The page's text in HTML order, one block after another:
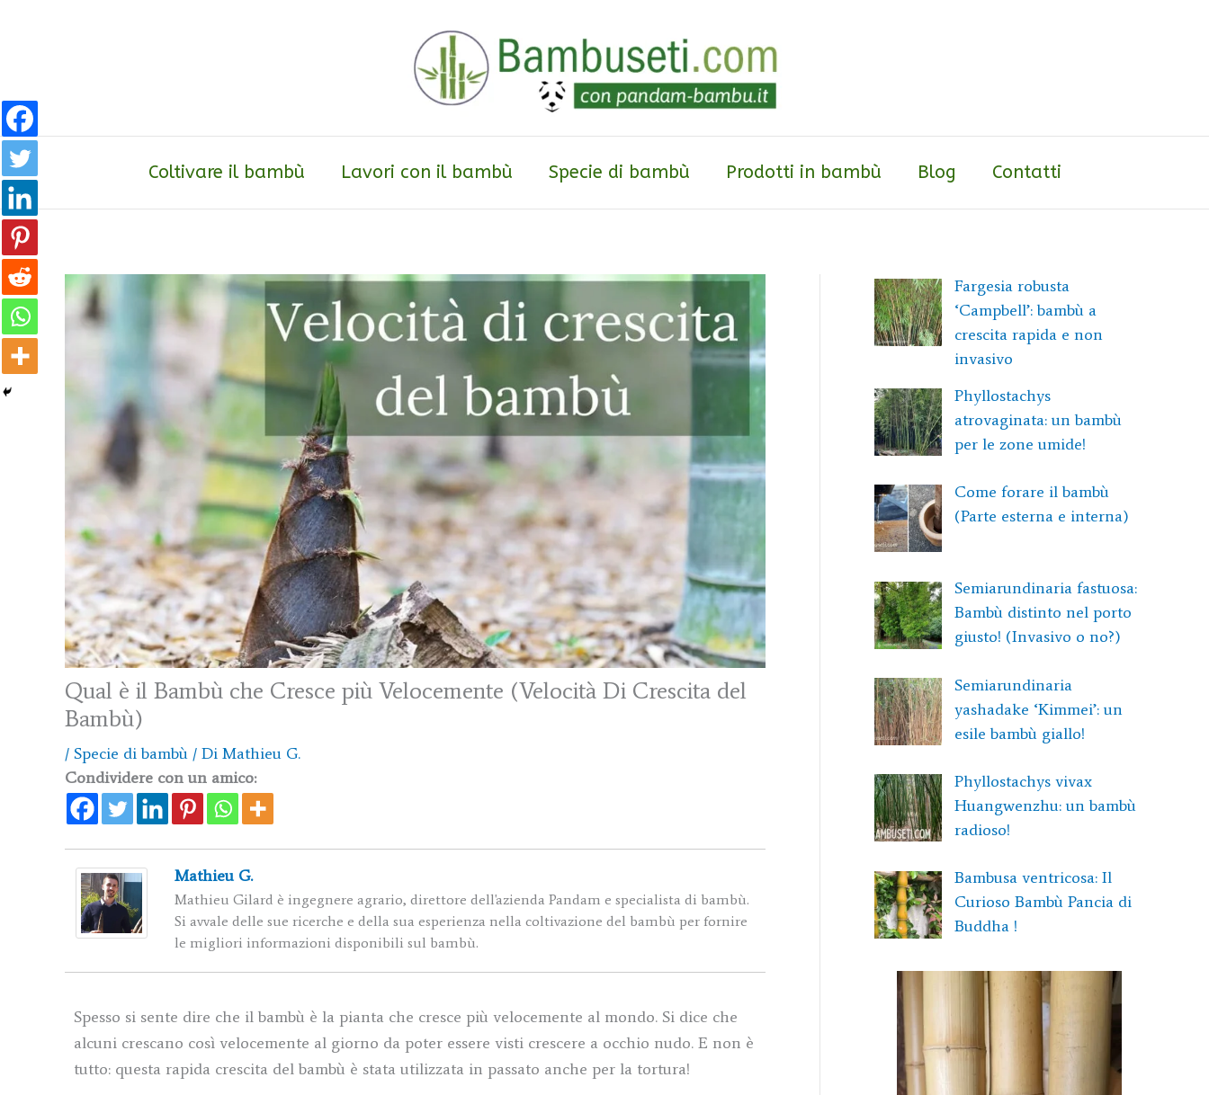
Coltivare il bambù Lavori con il bambù Specie di bambù Prodotti in bambù Blog Contatti
Qual è il Bambù che Cresce più Velocemente (Velocità Di Crescita del
Bambù)
/ Specie di bambù / Di Mathieu G.
Condividere con un amico:
Mathieu G.
Mathieu Gilard è ingegnere agrario, direttore dell'azienda Pandam e specialista di bambù.
Si avvale delle sue ricerche e della sua esperienza nella coltivazione del bambù per fornire
le migliori informazioni disponibili sul bambù.
Spesso si sente dire che il bambù è la pianta che cresce più velocemente al mondo. Si dice che
alcuni crescano così velocemente al giorno da poter essere visti crescere a occhio nudo. E non è
tutto: questa rapida crescita del bambù è stata utilizzata in passato anche per la tortura!
Fargesia robusta
‘Campbell’: bambù a
crescita rapida e non
invasivo
Phyllostachys
atrovaginata: un bambù
per le zone umide!
Come forare il bambù
(Parte esterna e interna)
Semiarundinaria fastuosa:
Bambù distinto nel porto
giusto! (Invasivo o no?)
Semiarundinaria
yashadake ‘Kimmei’: un
esile bambù giallo!
Phyllostachys vivax
Huangwenzhu: un bambù
radioso!
Bambusa ventricosa: Il
Curioso Bambù Pancia di
Buddha !